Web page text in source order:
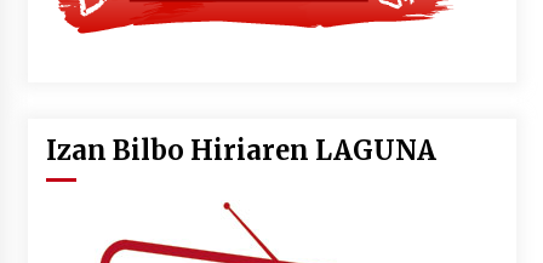
Izan Bilbo Hiriaren LAGUNA